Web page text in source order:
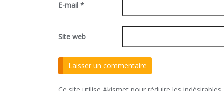
E-mail *
Site web